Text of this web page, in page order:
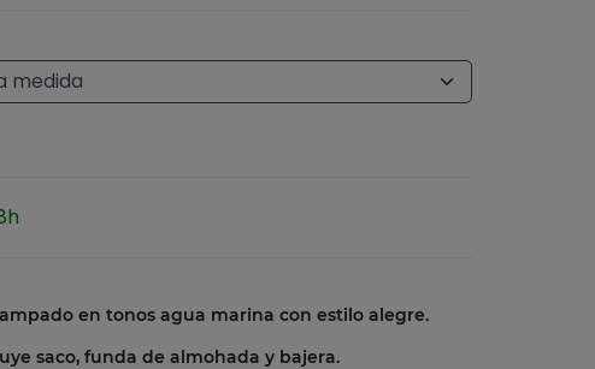
en tonos agua marina con estilo alegre.
saco, funda de almohada y bajera.